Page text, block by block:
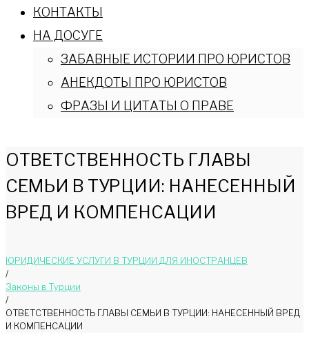
КОНТАКТЫ
НА ДОСУГЕ
ЗАБАВНЫЕ ИСТОРИИ ПРО ЮРИСТОВ
АНЕКДОТЫ ПРО ЮРИСТОВ
ФРАЗЫ И ЦИТАТЫ О ПРАВЕ
ОТВЕТСТВЕННОСТЬ ГЛАВЫ
СЕМЬИ В ТУРЦИИ: НАНЕСЕННЫЙ
ВРЕД И КОМПЕНСАЦИИ
ЮРИДИЧЕСКИЕ УСЛУГИ В ТУРЦИИ ДЛЯ ИНОСТРАНЦЕВ
/
Законы в Турции
/
ОТВЕТСТВЕННОСТЬ ГЛАВЫ СЕМЬИ В ТУРЦИИ: НАНЕСЕННЫЙ ВРЕД
И КОМПЕНСАЦИИ